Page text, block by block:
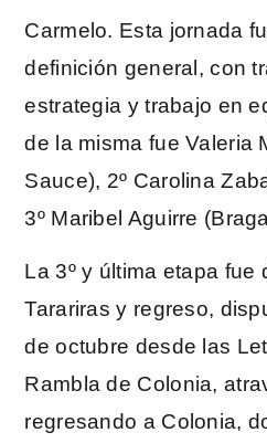
Carmelo. Esta jornada
definición general, con
estrategia y trabajo en
de la misma fue Valeria
Sauce), 2º Carolina
3º Maribel Aguirre
La 3º y última etapa fue
Tarariras y regreso,
de octubre desde las
Rambla de Colonia,
regresando a Colonia,